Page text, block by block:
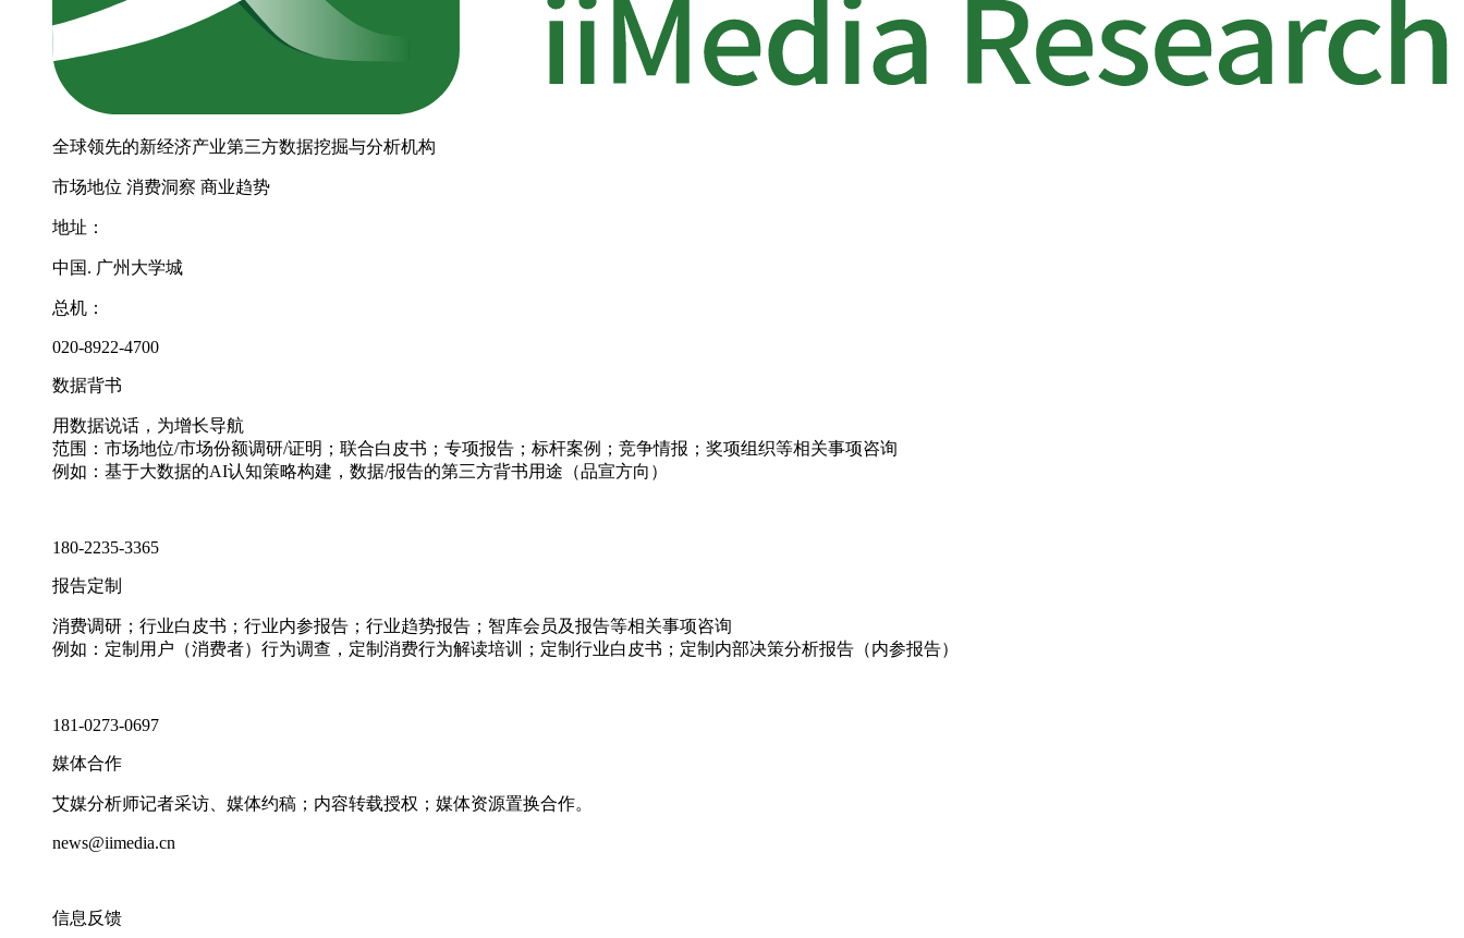
全球领先的新经济产业第三方数据挖掘与分析机构
市场地位 消费洞察 商业趋势
地址：
中国. 广州大学城
总机：
020-8922-4700
数据背书
用数据说话，为增长导航
范围：市场地位/市场份额调研/证明；联合白皮书；专项报告；标杆案例；竞争情报；奖项组织等相关事项咨询
例如：基于大数据的AI认知策略构建，数据/报告的第三方背书用途（品宣方向）
180-2235-3365
报告定制
消费调研；行业白皮书；行业内参报告；行业趋势报告；智库会员及报告等相关事项咨询
例如：定制用户（消费者）行为调查，定制消费行为解读培训；定制行业白皮书；定制内部决策分析报告（内参报告）
181-0273-0697
媒体合作
艾媒分析师记者采访、媒体约稿；内容转载授权；媒体资源置换合作。
news@iimedia.cn
信息反馈